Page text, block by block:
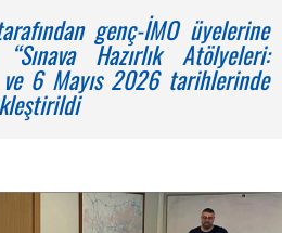
genç-İMO üyelerine
Hazırlık Atölyeleri:
6 Mayıs 2026 tarihlerinde